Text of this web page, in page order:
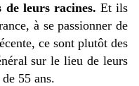
leurs racines. Et ils
à se passionner de
ce sont plutôt des
sur le lieu de leurs
55 ans.